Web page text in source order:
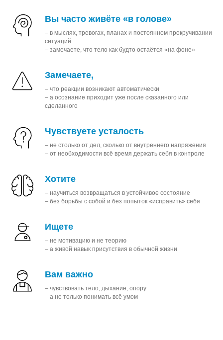
Вы часто живёте «в голове»
– в мыслях, тревогах, планах и постоянном прокручивании
ситуаций
– замечаете, что тело как будто остаётся «на фоне»
Замечаете,
– что реакции возникают автоматически
– а осознание приходит уже после сказанного или
сделанного
Чувствуете усталость
– не столько от дел, сколько от внутреннего напряжения
– от необходимости всё время держать себя в контроле
Хотите
– научиться возвращаться в устойчивое состояние
– без борьбы с собой и без попыток «исправить» себя
Ищете
– не мотивацию и не теорию
– а живой навык присутствия в обычной жизни
Вам важно
– чувствовать тело, дыхание, опору
– а не только понимать всё умом